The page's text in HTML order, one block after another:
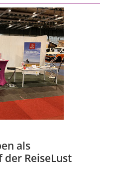
als
ReiseLust